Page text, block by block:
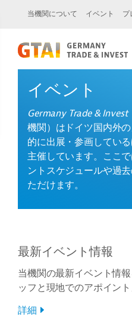
当機関について イベント プ
イベント
Germany Trade & Invest
機関）はドイツ国内外
的に出展・参画してい
主催しています。ここ
ントスケジュールや過
ただけます。
最新イベント情報
当機関の最新イベント情
ッフと現地でのアポイン
詳細